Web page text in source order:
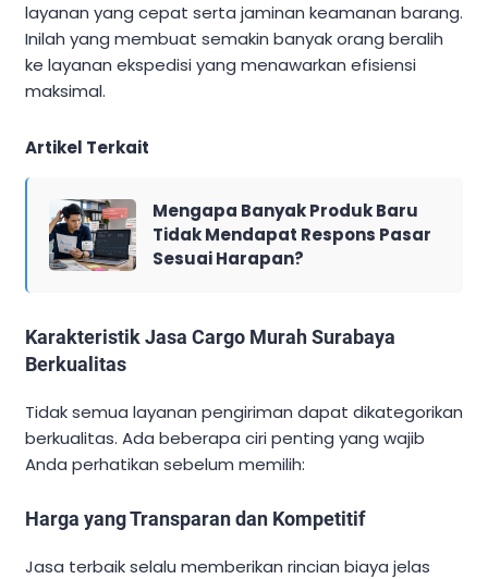
layanan yang cepat serta jaminan keamanan barang.
Inilah yang membuat semakin banyak orang beralih
ke layanan ekspedisi yang menawarkan efisiensi
maksimal.
Artikel Terkait
Mengapa Banyak Produk Baru
Tidak Mendapat Respons Pasar
Sesuai Harapan?
Karakteristik Jasa Cargo Murah Surabaya
Berkualitas
Tidak semua layanan pengiriman dapat dikategorikan
berkualitas. Ada beberapa ciri penting yang wajib
Anda perhatikan sebelum memilih:
Harga yang Transparan dan Kompetitif
Jasa terbaik selalu memberikan rincian biaya jelas